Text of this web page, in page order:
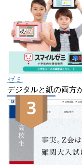
ゼミ
デジタルと紙の両方